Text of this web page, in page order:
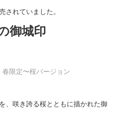
されていました。
御城印
春限定〜桜バージョン
、咲き誇る桜とともに描かれた御